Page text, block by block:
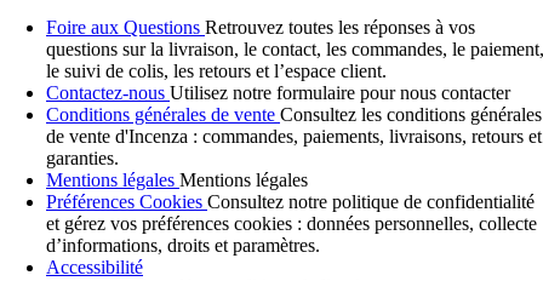
Foire aux Questions Retrouvez toutes les réponses à vos
questions sur la livraison, le contact, les commandes, le paiement,
le suivi de colis, les retours et l’espace client.
Contactez-nous Utilisez notre formulaire pour nous contacter
Conditions générales de vente Consultez les conditions générales
de vente d'Incenza : commandes, paiements, livraisons, retours et
garanties.
Mentions légales Mentions légales
Préférences Cookies Consultez notre politique de confidentialité
et gérez vos préférences cookies : données personnelles, collecte
d’informations, droits et paramètres.
Accessibilité